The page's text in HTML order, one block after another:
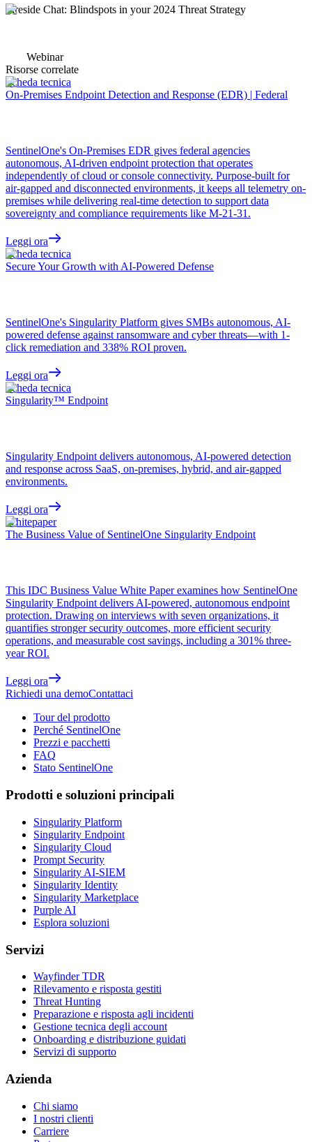
Fireside Chat: Blindspots in your 2024 Threat Strategy
Webinar
Risorse correlate
Scheda tecnica
On-Premises Endpoint Detection and Response (EDR) | Federal
SentinelOne's On-Premises EDR gives federal agencies
autonomous, AI-driven endpoint protection that operates
independently of cloud or console connectivity. Purpose-built for
air-gapped and disconnected environments, it keeps all telemetry on-
premises while delivering real-time detection to support data
sovereignty and compliance requirements like M-21-31.
Leggi ora
Scheda tecnica
Secure Your Growth with AI-Powered Defense
SentinelOne's Singularity Platform gives SMBs autonomous, AI-
powered defense against ransomware and cyber threats—with 1-
click remediation and 338% ROI proven.
Leggi ora
Scheda tecnica
Singularity™ Endpoint
Singularity Endpoint delivers autonomous, AI-powered detection
and response across SaaS, on-premises, hybrid, and air-gapped
environments.
Leggi ora
Whitepaper
The Business Value of SentinelOne Singularity Endpoint
This IDC Business Value White Paper examines how SentinelOne
Singularity Endpoint delivers AI-powered, autonomous endpoint
protection. Drawing on interviews with seven organizations, it
quantifies stronger security outcomes, more efficient security
operations, and measurable cost savings, including a 301% three-
year ROI.
Leggi ora
Richiedi una demoContattaci
Tour del prodotto
Perché SentinelOne
Prezzi e pacchetti
FAQ
Stato SentinelOne
Prodotti e soluzioni principali
Singularity Platform
Singularity Endpoint
Singularity Cloud
Prompt Security
Singularity AI-SIEM
Singularity Identity
Singularity Marketplace
Purple AI
Esplora soluzioni
Servizi
Wayfinder TDR
Rilevamento e risposta gestiti
Threat Hunting
Preparazione e risposta agli incidenti
Gestione tecnica degli account
Onboarding e distribuzione guidati
Servizi di supporto
Azienda
Chi siamo
I nostri clienti
Carriere